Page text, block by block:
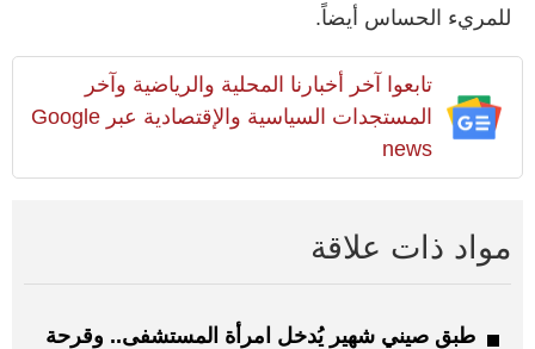
للمريء الحساس أيضاً.
تابعوا آخر أخبارنا المحلية والرياضية وآخر
المستجدات السياسية والإقتصادية عبر Google
news
مواد ذات علاقة
طبق صيني شهير يُدخل امرأة المستشفى.. وقرحة